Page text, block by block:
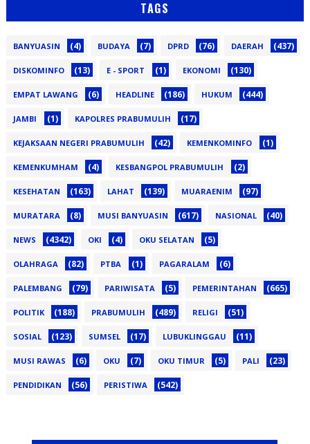
TAGS
BANYUASIN (4) BUDAYA (7) DPRD (76) DAERAH (437)
DISKOMINFO (13) E - SPORT (1) EKONOMI (130)
EMPAT LAWANG (6) HEADLINE (186) HUKUM (444)
JAMBI (1) KAPOLRES PRABUMULIH (17)
KEJAKSAAN NEGERI PRABUMULIH (42) KEMENKOMINFO (1)
KEMENKUMHAM (4) KESBANGPOL PRABUMULIH (2)
KESEHATAN (163) LAHAT (139) MUARAENIM (97)
MURATARA (8) MUSI BANYUASIN (617) NASIONAL (40)
NEWS (4342) OKI (4) OKU SELATAN (5)
OLAHRAGA (82) PTBA (1) PAGARALAM (6)
PALEMBANG (79) PARIWISATA (5) PEMERINTAHAN (665)
POLITIK (188) PRABUMULIH (489) RELIGI (51)
SOSIAL (123) SUMSEL (17) LUBUKLINGGAU (11)
MUSI RAWAS (6) OKU (7) OKU TIMUR (5) PALI (23)
PENDIDIKAN (56) PERISTIWA (542)